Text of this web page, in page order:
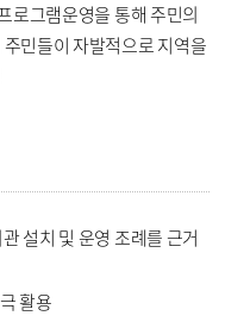
로그램운영을 통해 주민의
민들이 자발적으로 지역을
설치 및 운영 조례를 근거
활용